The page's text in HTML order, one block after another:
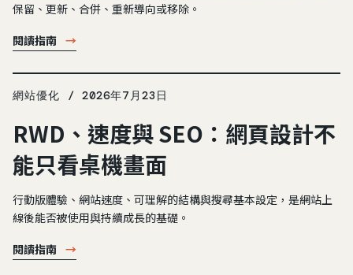
保留、更新、合併、重新導向或移除。
閱讀指南 →
網站優化 / 2026年7月23日
RWD、速度與 SEO：網頁設計不
能只看桌機畫面
行動版體驗、網站速度、可理解的結構與搜尋基本設定，是網站上
線後能否被使用與持續成長的基礎。
閱讀指南 →